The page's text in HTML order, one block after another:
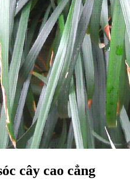
cây cao cẳng